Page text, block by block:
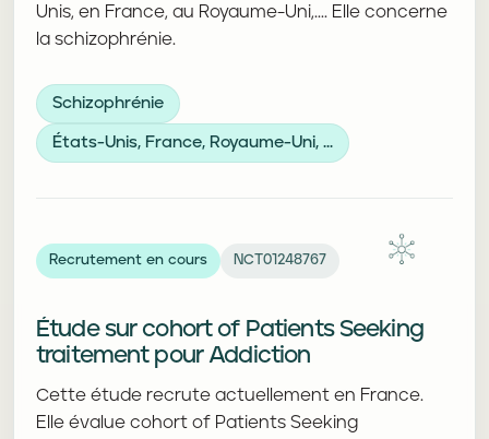
Unis, en France, au Royaume-Uni,.... Elle concerne
la schizophrénie.
Schizophrénie
États-Unis, France, Royaume-Uni, ...
Recrutement en cours NCT01248767
Étude sur cohort of Patients Seeking
traitement pour Addiction
Cette étude recrute actuellement en France.
Elle évalue cohort of Patients Seeking